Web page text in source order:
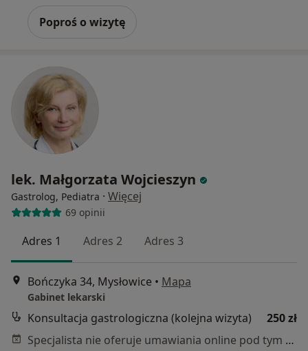
Poproś o wizytę
lek. Małgorzata Wojcieszyn
Gastrolog, Pediatra · Więcej
69 opinii
Adres 1 Adres 2 Adres 3
Bończyka 34, Mysłowice • Mapa
Gabinet lekarski
Konsultacja gastrologiczna (kolejna wizyta)
250 zł
Specjalista nie oferuje umawiania online pod tym adresem.